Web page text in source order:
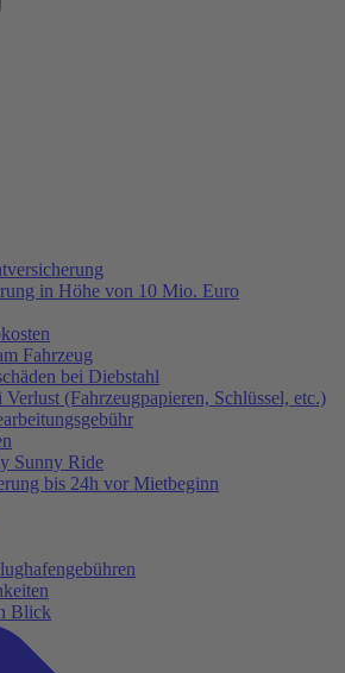
in Höhe von 10 Mio. Euro
Fahrzeug
bei Diebstahl
(Fahrzeugpapieren, Schlüssel, etc.)
Sunny Ride
bis 24h vor Mietbeginn
Blick